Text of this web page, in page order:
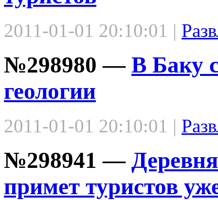
2011-01-01 20:10:01 |
№298980 — В Баку
геологии
2011-01-01 20:10:01 |
№298941 —
примет туристов